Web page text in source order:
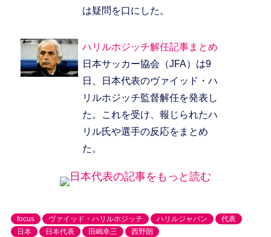
は疑問を口にした。
ハリルホジッチ解任記事まとめ
日本サッカー協会（JFA）は9
日、日本代表のヴァイッド・ハ
リルホジッチ監督解任を発表し
た。これを受け、報じられたハ
リル氏や選手の反応をまとめ
た。
日本代表の記事をもっと読む
focus ヴァイッド・ハリルホジッチ ハリルジャパン
代表
日本
日本代表 田嶋幸三 西野朗